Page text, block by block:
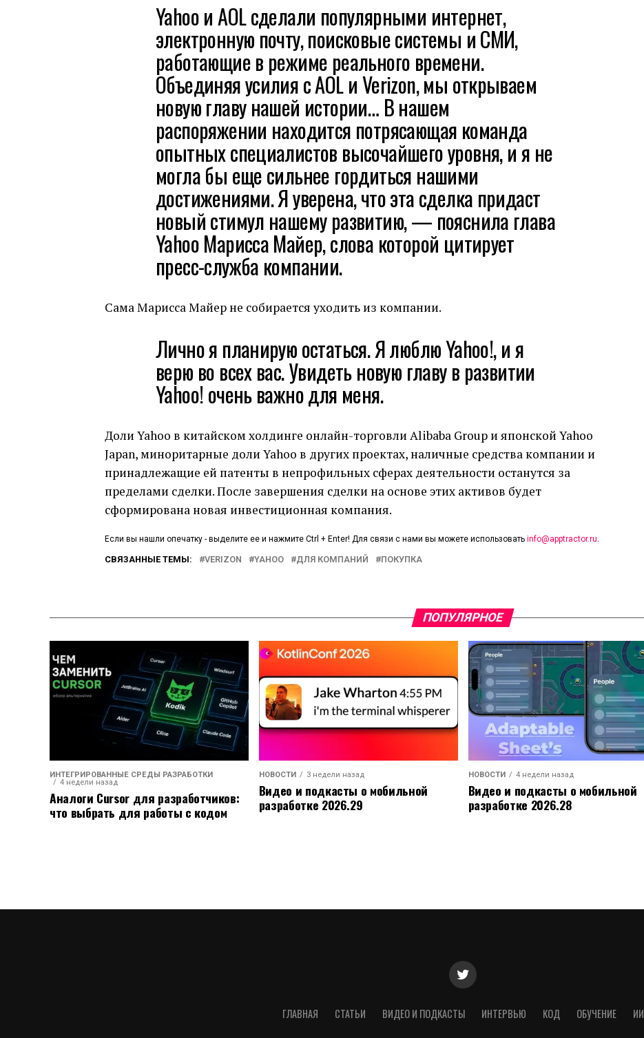
Yahoo и AOL сделали популярными интернет,
электронную почту, поисковые системы и СМИ,
работающие в режиме реального времени.
Объединяя усилия с AOL и Verizon, мы открываем
новую главу нашей истории… В нашем
распоряжении находится потрясающая команда
опытных специалистов высочайшего уровня, и я не
могла бы еще сильнее гордиться нашими
достижениями. Я уверена, что эта сделка придаст
новый стимул нашему развитию, — пояснила глава
Yahoo Марисса Майер, слова которой цитирует
пресс-служба компании.
Сама Марисса Майер не собирается уходить из компании.
Лично я планирую остаться. Я люблю Yahoo!, и я
верю во всех вас. Увидеть новую главу в развитии
Yahoo! очень важно для меня.
Доли Yahoo в китайском холдинге онлайн-торговли Alibaba Group и японской Yahoo
Japan, миноритарные доли Yahoo в других проектах, наличные средства компании и
принадлежащие ей патенты в непрофильных сферах деятельности останутся за
пределами сделки. После завершения сделки на основе этих активов будет
сформирована новая инвестиционная компания.
Если вы нашли опечатку - выделите ее и нажмите Ctrl + Enter! Для связи с нами вы можете использовать info@apptractor.ru.
СВЯЗАННЫЕ ТЕМЫ: VERIZON YAHOO ДЛЯ КОМПАНИЙ ПОКУПКА
ПОПУЛЯРНОЕ
ИНТЕГРИРОВАННЫЕ СРЕДЫ РАЗРАБОТКИ
4 недели назад
Аналоги Cursor для разработчиков:
что выбрать для работы с кодом
НОВОСТИ 3 недели назад
Видео и подкасты о мобильной
разработке 2026.29
НОВОСТИ 4 недели назад
Видео и подкасты о мобильной
разработке 2026.28
ГЛАВНАЯ СТАТЬИ ВИДЕО И ПОДКАСТЫ ИНТЕРВЬЮ КОД ОБУЧЕНИЕ ИИ